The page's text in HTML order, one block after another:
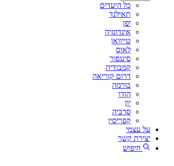
כל היעדים
תאילנד
יפן
אינדונזיה
טייוואן
לאוס
סינגפור
קמבודיה
דרום קוריאה
בורמה
הודו
יון
סרביה
קפריסין
על עצמי
יצירת קשר
חיפוש